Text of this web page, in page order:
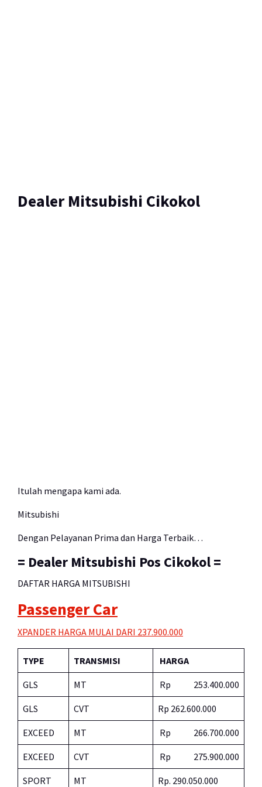
Dealer Mitsubishi Cikokol
Itulah mengapa kami ada.
Mitsubishi
Dengan Pelayanan Prima dan Harga Terbaik…
= Dealer Mitsubishi Pos Cikokol =
DAFTAR HARGA MITSUBISHI
Passenger Car
XPANDER HARGA MULAI DARI 237.900.000
TYPE TRANSMISI HARGA
GLS MT Rp 253.400.000
GLS CVT Rp 262.600.000
EXCEED MT Rp 266.700.000
EXCEED CVT Rp 275.900.000
SPORT MT Rp. 290.050.000